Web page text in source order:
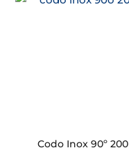
Codo Inox 90º 200